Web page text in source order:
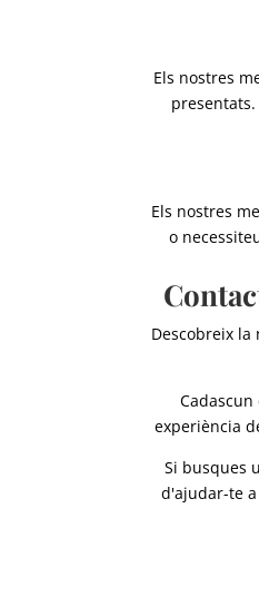
Els nostres
Els nostres
o
Descobreix
experiència
Si busques
d'ajudar-te